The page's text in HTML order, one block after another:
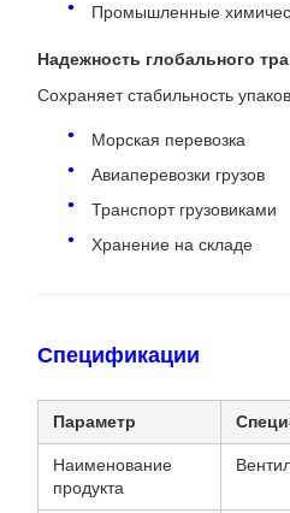
Промышленные
Надежность глобального
Сохраняет стабильность
Морская перевозка
Авиаперевозки грузов
Транспорт грузовиками
Хранение на складе
Спецификации
Параметр
Наименование
продукта